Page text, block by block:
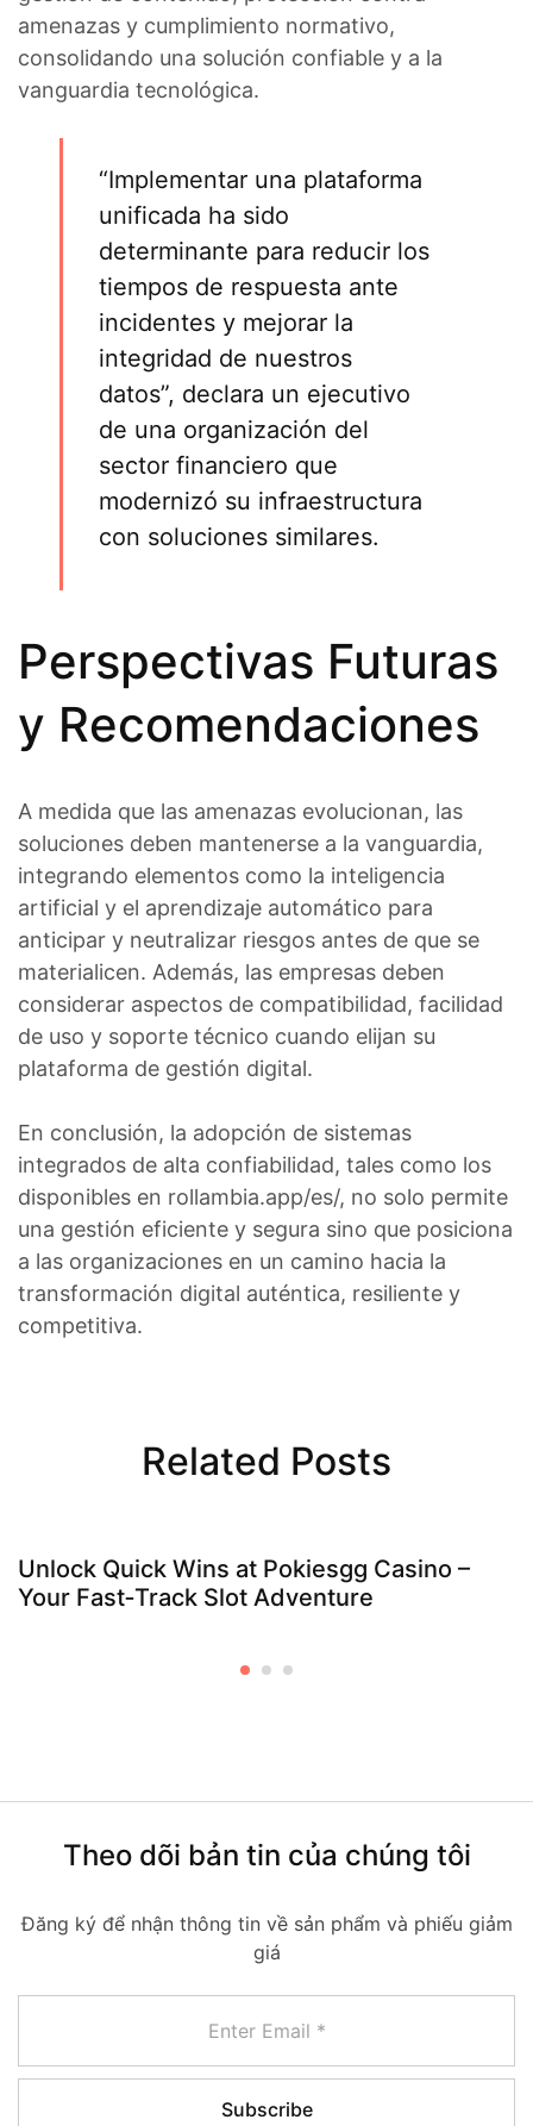
amenazas y cumplimiento normativo,
consolidando una solución confiable y a la
vanguardia tecnológica.
“Implementar una plataforma
unificada ha sido
determinante para reducir los
tiempos de respuesta ante
incidentes y mejorar la
integridad de nuestros
datos”, declara un ejecutivo
de una organización del
sector financiero que
modernizó su infraestructura
con soluciones similares.
Perspectivas Futuras
y Recomendaciones
A medida que las amenazas evolucionan, las
soluciones deben mantenerse a la vanguardia,
integrando elementos como la inteligencia
artificial y el aprendizaje automático para
anticipar y neutralizar riesgos antes de que se
materialicen. Además, las empresas deben
considerar aspectos de compatibilidad, facilidad
de uso y soporte técnico cuando elijan su
plataforma de gestión digital.
En conclusión, la adopción de sistemas
integrados de alta confiabilidad, tales como los
disponibles en rollambia.app/es/, no solo permite
una gestión eficiente y segura sino que posiciona
a las organizaciones en un camino hacia la
transformación digital auténtica, resiliente y
competitiva.
Related Posts
Unlock Quick Wins at Pokiesgg Casino –
Your Fast‑Track Slot Adventure
Theo dõi bản tin của chúng tôi
Đăng ký để nhận thông tin về sản phẩm và phiếu giảm
giá